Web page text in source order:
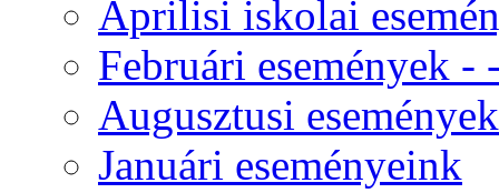
Áprilisi iskolai
Februári események
Augusztusi események
Januári eseményeink